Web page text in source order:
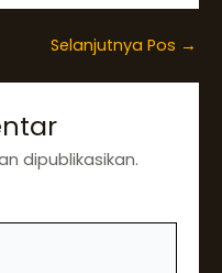
Selanjutnya Pos →
dipublikasikan.